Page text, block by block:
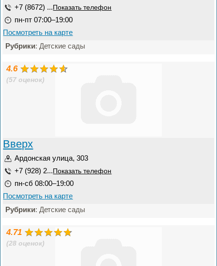
+7 (8672) ... Показать телефон
пн-пт 07:00–19:00
Посмотреть на карте
Рубрики: Детские сады
4.6
(57 оценок)
Вверх
Ардонская улица, 303
+7 (928) 2... Показать телефон
пн-сб 08:00–19:00
Посмотреть на карте
Рубрики: Детские сады
4.71
(28 оценок)